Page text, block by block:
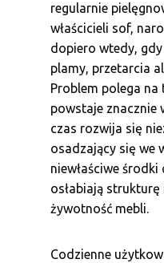
regularnie
właścicieli sof,
dopiero wtedy,
plamy, przetarcia
Problem polega na
powstaje znacznie
czas rozwija się
osadzający się we
niewłaściwe
osłabiają strukturę
żywotność mebli.
Codzienne